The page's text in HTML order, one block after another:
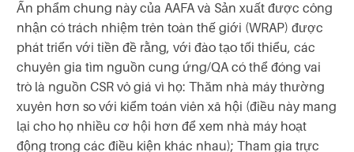
Ấn phẩm chung này của AAFA và Sản xuất được công
nhận có trách nhiệm trên toàn thế giới (WRAP) được
phát triển với tiền đề rằng, với đào tạo tối thiểu, các
chuyên gia tìm nguồn cung ứng/QA có thể đóng vai
trò là nguồn CSR vô giá vì họ: Thăm nhà máy thường
xuyên hơn so với kiểm toán viên xã hội (điều này mang
lại cho họ nhiều cơ hội hơn để xem nhà máy hoạt
động trong các điều kiện khác nhau); Tham gia trực